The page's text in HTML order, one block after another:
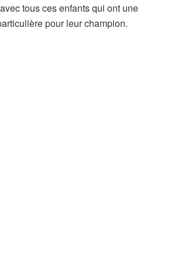
tous ces enfants qui ont une
pour leur champion.